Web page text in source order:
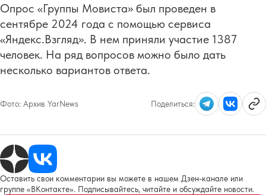
Опрос «Группы Мовиста» был проведен в
сентябре 2024 года с помощью сервиса
«Яндекс.Взгляд». В нем приняли участие 1387
человек. На ряд вопросов можно было дать
несколько вариантов ответа.
Фото: Архив YarNews Поделиться:
Оставить свои комментарии вы можете в нашем Дзен-канале или
группе «ВКонтакте». Подписывайтесь, читайте и обсуждайте новости.